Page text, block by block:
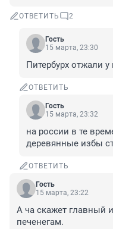
ОТВЕТИТЬ 2
Гость
15 марта, 23:30
Питербурх отжали
ОТВЕТИТЬ
Гость
15 марта, 23:32
на россии в те
деревянные избы
ОТВЕТИТЬ
Гость
15 марта, 23:22
А ча скажет главный
печенегам.